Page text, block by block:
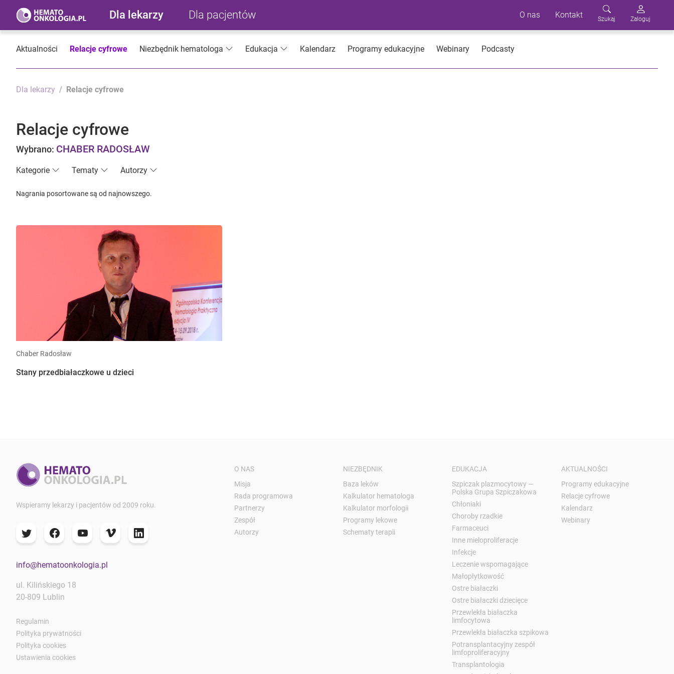
Dla lekarzy Dla pacjentów O nas Kontakt Szukaj Zaloguj
Aktualności Relacje cyfrowe Niezbędnik hematologa Edukacja Kalendarz Programy edukacyjne Webinary Podcasty
Dla lekarzy Relacje cyfrowe
Relacje cyfrowe
Wybrano: CHABER RADOSŁAW
Kategorie Tematy Autorzy
Nagrania posortowane są od najnowszego.
Chaber Radosław
Stany przedbiałaczkowe u dzieci
Wspieramy lekarzy i pacjentów od 2009 roku.
info@hematoonkologia.pl
ul. Kilińskiego 18
20-809 Lublin
Regulamin
Polityka prywatności
Polityka cookies
Ustawienia cookies
O NAS
Misja
Rada programowa
Partnerzy
Zespół
Autorzy
NIEZBĘDNIK
Baza leków
Kalkulator hematologa
Kalkulator morfologii
Programy lekowe
Schematy terapii
EDUKACJA
Szpiczak plazmocytowy —
Polska Grupa Szpiczakowa
Chłoniaki
Choroby rzadkie
Farmaceuci
Inne mieloproliferacje
Infekcje
Leczenie wspomagające
Małopłytkowość
Ostre białaczki
Ostre białaczki dziecięce
Przewlekła białaczka
limfocytowa
Przewlekła białaczka szpikowa
Potransplantacyjny zespół
limfoproliferacyjny
Transplantologia
AKTUALNOŚCI
Programy edukacyjne
Relacje cyfrowe
Kalendarz
Webinary